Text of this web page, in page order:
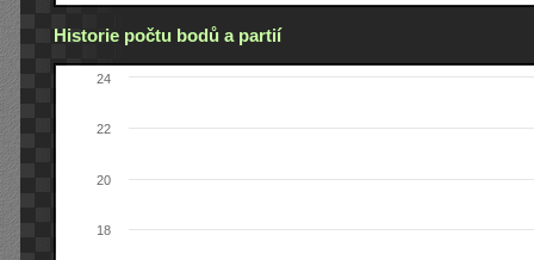
Historie počtu bodů a partií
18
20
22
24